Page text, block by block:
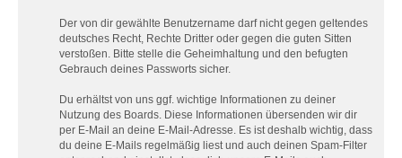
Der von dir gewählte Benutzername darf nicht gegen geltendes
deutsches Recht, Rechte Dritter oder gegen die guten Sitten
verstoßen. Bitte stelle die Geheimhaltung und den befugten
Gebrauch deines Passworts sicher.
Du erhältst von uns ggf. wichtige Informationen zu deiner
Nutzung des Boards. Diese Informationen übersenden wir dir
per E-Mail an deine E-Mail-Adresse. Es ist deshalb wichtig, dass
du deine E-Mails regelmäßig liest und auch deinen Spam-Filter